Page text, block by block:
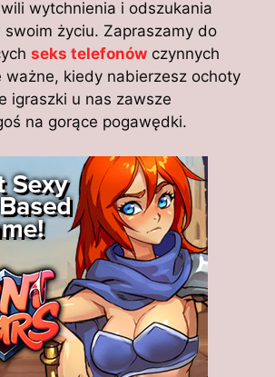
wytchnienia i odszukania
swoim życiu. Zapraszamy do
seks telefonów czynnych
ważne, kiedy nabierzesz ochoty
igraszki u nas zawsze
na gorące pogawędki.